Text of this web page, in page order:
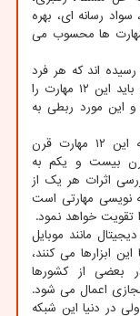
سواد رسانه ای، بهره
ها محسوب می
رسیده اند که هر فرد
برای رسیدن به موفقیت در قرن بیست و یکم باید این ۱۲ مهارت را
این مورد ربطی به
مدیرعامل این شرکت فناور با تکیه بر این که این ۱۲ مهارت قرن
بیست و یکم به
اثرات هر یک از
نویسی مهارتی است
مانند موبایل
ابزارها می کنند،
از کشورها
اعمال می شود.
در دنیا این شبکه